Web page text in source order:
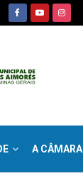
A CÂMARA